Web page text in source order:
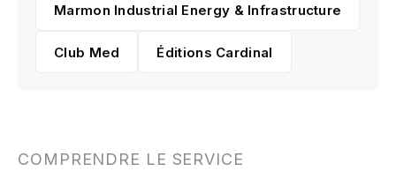
Marmon Industrial Energy & Infrastructure
Club Med Éditions Cardinal
COMPRENDRE LE SERVICE